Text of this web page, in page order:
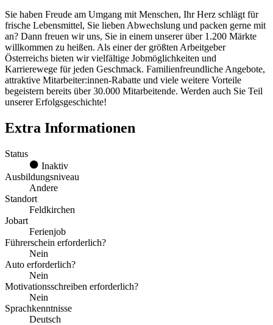
Sie haben Freude am Umgang mit Menschen, Ihr Herz schlägt für
frische Lebensmittel, Sie lieben Abwechslung und packen gerne mit
an? Dann freuen wir uns, Sie in einem unserer über 1.200 Märkte
willkommen zu heißen. Als einer der größten Arbeitgeber
Österreichs bieten wir vielfältige Jobmöglichkeiten und
Karrierewege für jeden Geschmack. Familienfreundliche Angebote,
attraktive Mitarbeiter:innen-Rabatte und viele weitere Vorteile
begeistern bereits über 30.000 Mitarbeitende. Werden auch Sie Teil
unserer Erfolgsgeschichte!
Extra Informationen
Status
Inaktiv
Ausbildungsniveau
Andere
Standort
Feldkirchen
Jobart
Ferienjob
Führerschein erforderlich?
Nein
Auto erforderlich?
Nein
Motivationsschreiben erforderlich?
Nein
Sprachkenntnisse
Deutsch